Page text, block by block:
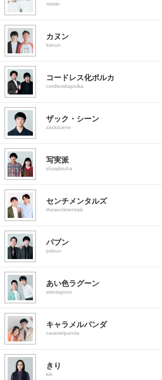
meirin
カヌン
kanun
コードレス化ポルカ
cordlesskapolka
ザック・シーン
zackscene
写実派
shyajitsuha
センチメンタルズ
thesentimentals
パブン
pabun
あい色ラグーン
aiirolagoon
キャラメルパンダ
caramelpanda
きり
kiri